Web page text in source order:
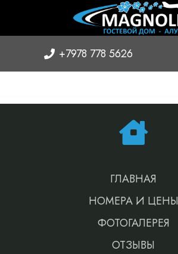
+7978 778 5626
ГЛАВНАЯ
НОМЕРА И ЦЕНЫ
ФОТОГАЛЕРЕЯ
ОТЗЫВЫ